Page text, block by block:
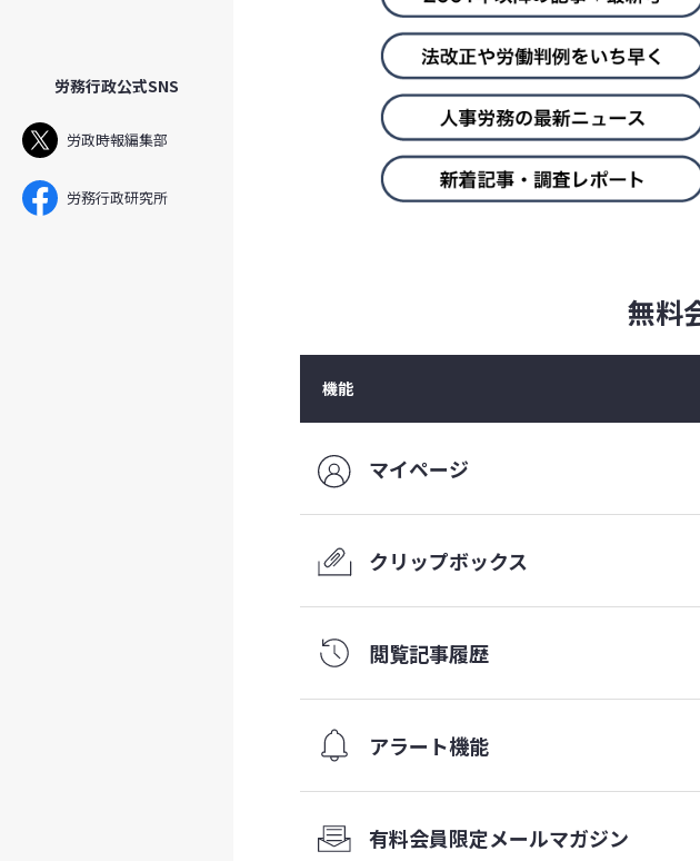
労務行政公式SNS
労政時報編集部
労務行政研究所
無料
機能
マイページ
クリップボックス
閲覧記事履歴
アラート機能
有料会員限定メールマガジン